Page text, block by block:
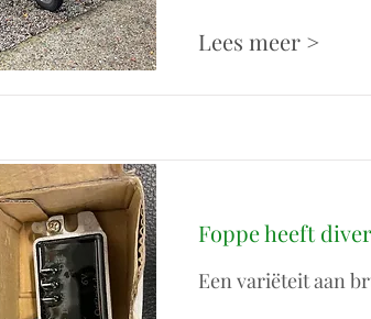
Lees meer >
Foppe heeft
Een variëteit aan